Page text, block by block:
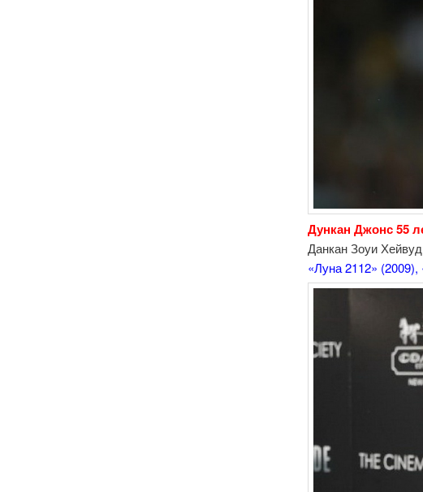
Дункан Джонс 55
Данкан Зоуи
«Луна 2112»